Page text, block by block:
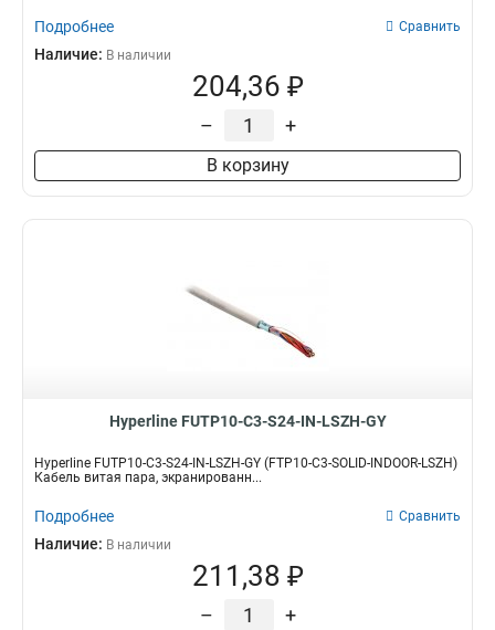
Подробнее Сравнить
Наличие: В наличии
204,36 ₽
– +
В корзину
Hyperline FUTP10-C3-S24-IN-LSZH-GY
Hyperline FUTP10-C3-S24-IN-LSZH-GY (FTP10-C3-SOLID-INDOOR-LSZH)
Кабель витая пара, экранированн...
Подробнее Сравнить
Наличие: В наличии
211,38 ₽
– +